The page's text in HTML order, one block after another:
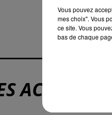
ACTUALITÉS
Vous pouvez
mes choix". Vous
ce site. Vous
bas de chaque